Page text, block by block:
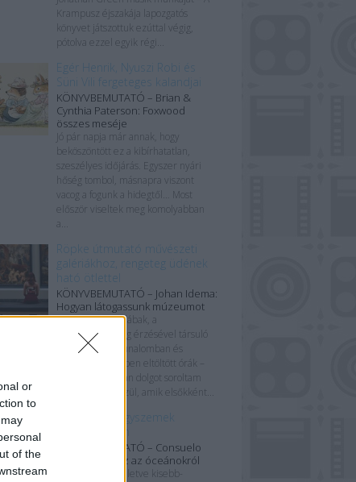
or
to
of the
Krampusz éjszakája lapozgatós
könyvet játszottuk ezúttal végig,
pótolva ezzel egyik régi...
Egér Henrik, Nyuszi Robi és
Süni Vili fergeteges kalandjai
KÖNYVBEMUTATÓ – Brian &
Cynthia Paterson: Foxwood
összes meséje
Jó pár napja már annak, hogy
beköszöntött ez a kibírhatatlan,
szeszélyes időjárás. Egyszer nyári
hőség tombol, másnapra viszont
vacog a fogunk a hidegtől… Most
először viseltek meg komolyabban
a...
Röpke útmutató művészeti
galériákhoz, rengeteg üdének
ható ötlettel
KÖNYVBEMUTATÓ – Johan Idema:
Hogyan látogassunk múzeumot
Elgémberedett lábak, a
kényelmetlenség érzésével társuló
értetlenkedés, unalomban és
abszolút közönyben eltöltött órák –
csak néhány olyan dolgot soroltam
most fel azok közül, amik elsőkként...
Azúrkék gyöngyszemek
KÖNYVBEMUTATÓ – Consuelo
Delgado: Atlasz az óceánokról
Kontinenseink, illetve kisebb-